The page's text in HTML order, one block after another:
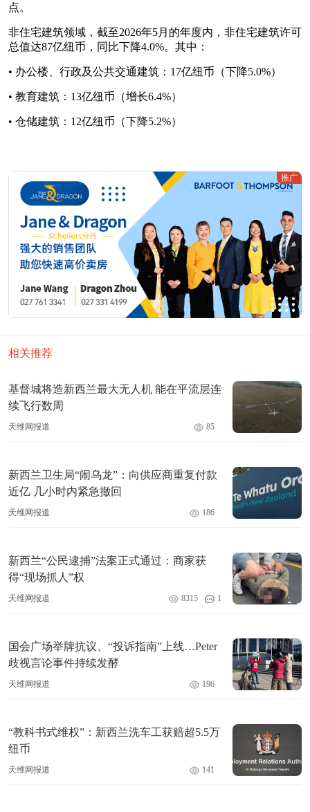
点。
非住宅建筑领域，截至2026年5月的年度内，非住宅建筑许可
总值达87亿纽币，同比下降4.0%。其中：
• 办公楼、行政及公共交通建筑：17亿纽币（下降5.0%）
• 教育建筑：13亿纽币（增长6.4%）
• 仓储建筑：12亿纽币（下降5.2%）
推广
相关推荐
基督城将造新西兰最大无人机 能在平流层连
续飞行数周
天维网报道 85
新西兰卫生局“闹乌龙”：向供应商重复付款
近亿 几小时内紧急撤回
天维网报道 186
新西兰“公民逮捕”法案正式通过：商家获
得“现场抓人”权
天维网报道 8315 1
国会广场举牌抗议、“投诉指南”上线…Peter
歧视言论事件持续发酵
天维网报道 196
“教科书式维权”：新西兰洗车工获赔超5.5万
纽币
天维网报道 141